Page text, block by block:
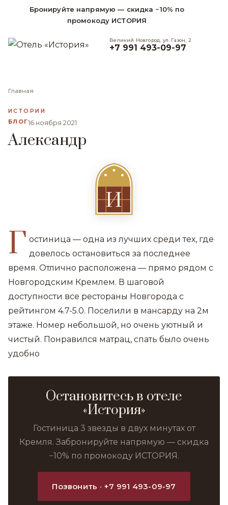
Бронируйте напрямую — скидка −10% по
промокоду ИСТОРИЯ
Великий Новгород, ул. Газон, 2
+7 991 493-09-97
Главная
ИСТОРИИ
БЛОГ16 ноября 2021
Александр
И
Г остиница — одна из лучших среди тех, где
довелось остановиться за последнее
время. Отлично расположена — прямо рядом с
Новгородским Кремлем. В шаговой
доступности все рестораны Новгорода с
рейтингом 4.7-5.0. Поселили в мансарду на 2м
этаже. Номер небольшой, но очень уютный и
чистый. Понравился матрац, спать было очень
удобно
Остановитесь в отеле
«История»
Гостиница 3 звезды в двух минутах от
Кремля. Забронируйте напрямую — скидка
−10% по промокоду ИСТОРИЯ.
Позвонить · +7 991 493-09-97